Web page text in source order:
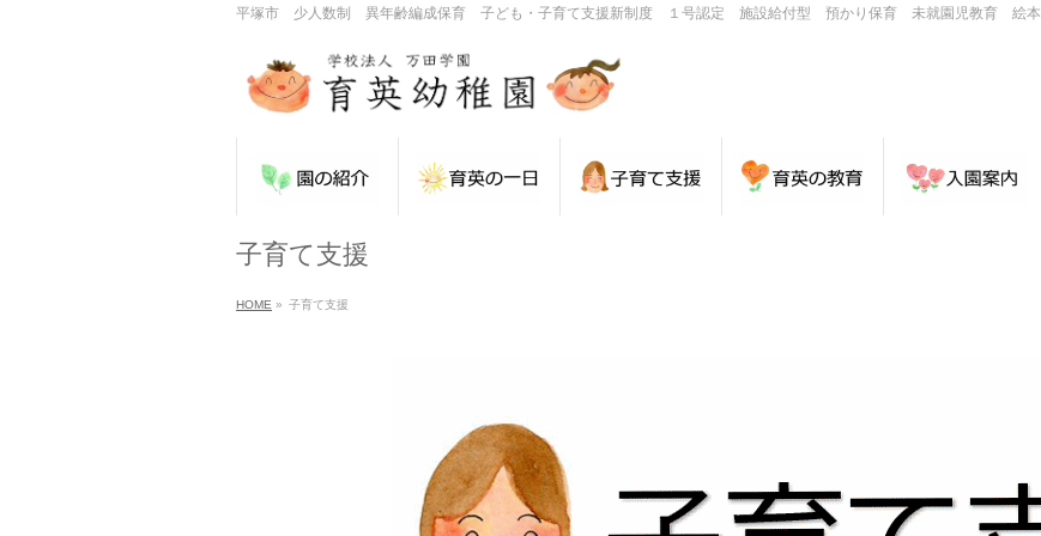
平塚市 少人数制 異年齢編成保育 子ども・子育て支援新制度 １号認定 施設給付型 預かり保育 未就園児教育 絵本
子育て支援
HOME » 子育て支援